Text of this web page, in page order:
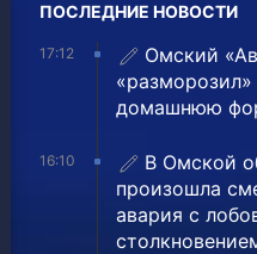
ПОСЛЕДНИЕ НОВОСТИ
17:12
Омский
домашнюю
16:10
В Омской
произошла
авария с